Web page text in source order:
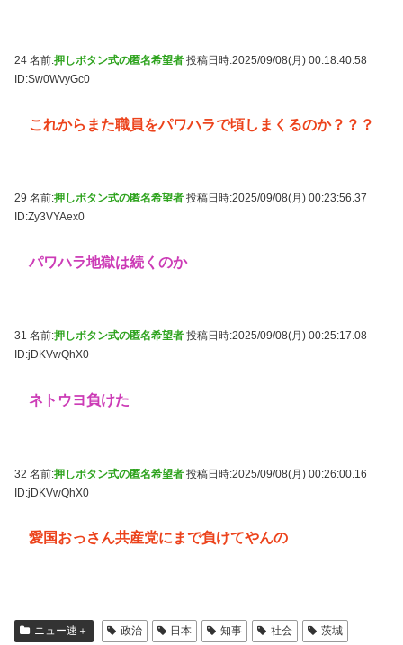
24 名前:押しボタン式の匿名希望者 投稿日時:2025/09/08(月) 00:18:40.58
ID:Sw0WvyGc0
これからまた職員をパワハラで頃しまくるのか？？？
29 名前:押しボタン式の匿名希望者 投稿日時:2025/09/08(月) 00:23:56.37
ID:Zy3VYAex0
パワハラ地獄は続くのか
31 名前:押しボタン式の匿名希望者 投稿日時:2025/09/08(月) 00:25:17.08
ID:jDKVwQhX0
ネトウヨ負けた
32 名前:押しボタン式の匿名希望者 投稿日時:2025/09/08(月) 00:26:00.16
ID:jDKVwQhX0
愛国おっさん共産党にまで負けてやんの
ニュー速＋ 政治 日本 知事 社会 茨城